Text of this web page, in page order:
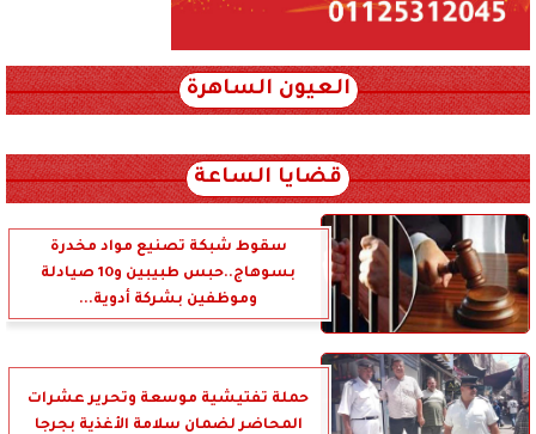
العيون الساهرة
قضايا الساعة
سقوط شبكة تصنيع مواد مخدرة
بسوهاج..حبس طبيبين و10 صيادلة
وموظفين بشركة أدوية...
حملة تفتيشية موسعة وتحرير عشرات
المحاضر لضمان سلامة الأغذية بجرجا